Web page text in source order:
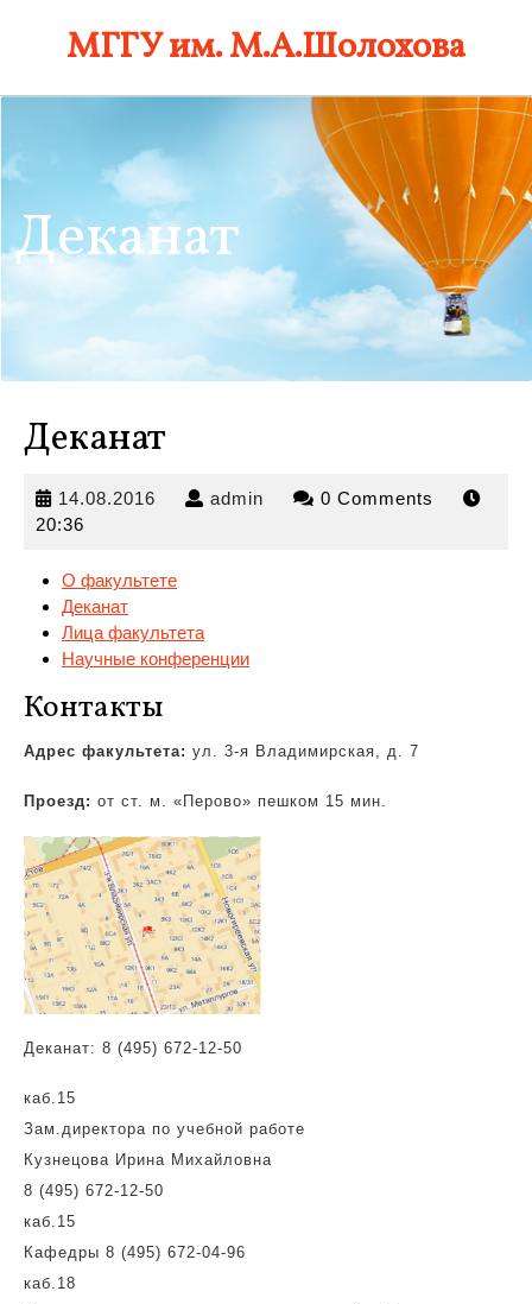
МГГУ им. М.А.Шолохова
Деканат
Деканат
14.08.2016 14.08.2016
admin admin 0 Comments
20:36
О факультете
Деканат
Лица факультета
Научные конференции
Контакты
Адрес факультета: ул. 3-я Владимирская, д. 7
Проезд: от ст. м. «Перово» пешком 15 мин.
Деканат: 8 (495) 672-12-50
каб.15
Зам.директора по учебной работе
Кузнецова Ирина Михайловна
8 (495) 672-12-50
каб.15
Кафедры 8 (495) 672-04-96
каб.18